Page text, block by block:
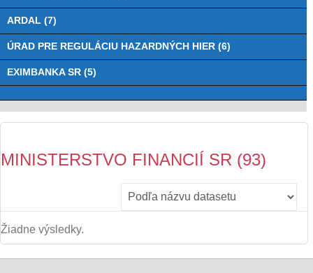
ARDAL (7)
ÚRAD PRE REGULÁCIU HAZARDNÝCH HIER (6)
EXIMBANKA SR (5)
MINISTERSTVO FINANCIÍ SR (93)
Žiadne výsledky.